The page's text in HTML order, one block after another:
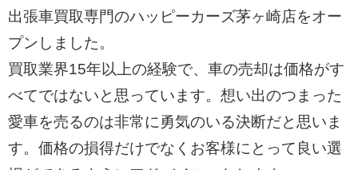
出張車買取専門のハッピーカーズ茅ヶ崎店をオー
プンしました。
買取業界15年以上の経験で、車の売却は価格がす
べてではないと思っています。想い出のつまった
愛車を売るのは非常に勇気のいる決断だと思いま
す。価格の損得だけでなくお客様にとって良い選